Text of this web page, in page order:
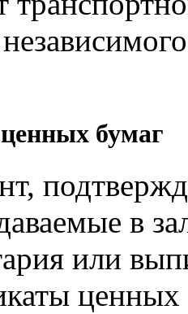
бумаг
в
или
ценных